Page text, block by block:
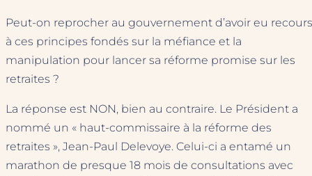
Peut-on reprocher au gouvernement d’avoir eu recours
à ces principes fondés sur la méfiance et la
manipulation pour lancer sa réforme promise sur les
retraites ?
La réponse est NON, bien au contraire. Le Président a
nommé un « haut-commissaire à la réforme des
retraites », Jean-Paul Delevoye. Celui-ci a entamé un
marathon de presque 18 mois de consultations avec